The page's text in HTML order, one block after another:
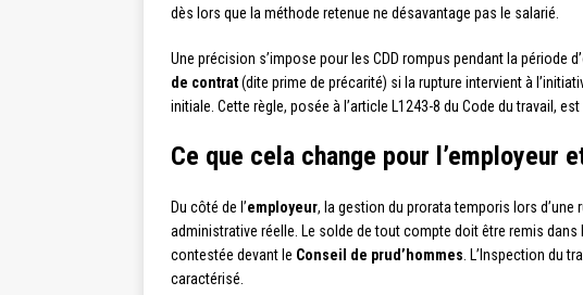
dès lors que la méthode retenue ne désavantage pas le salarié.
Une précision s’impose pour les CDD rompus pendant la période
de contrat(dite prime de précarité) si la rupture intervient à
initiale. Cette règle, posée à l’article L1243-8 du Code du travail,
Ce que cela change pour l’employeur
Du côté de l’employeur, la gestion du prorata temporis lors d’une
administrative réelle. Le solde de tout compte doit être remis
contestée devant le Conseil de prud’hommes . L’Inspection du
caractérisé.